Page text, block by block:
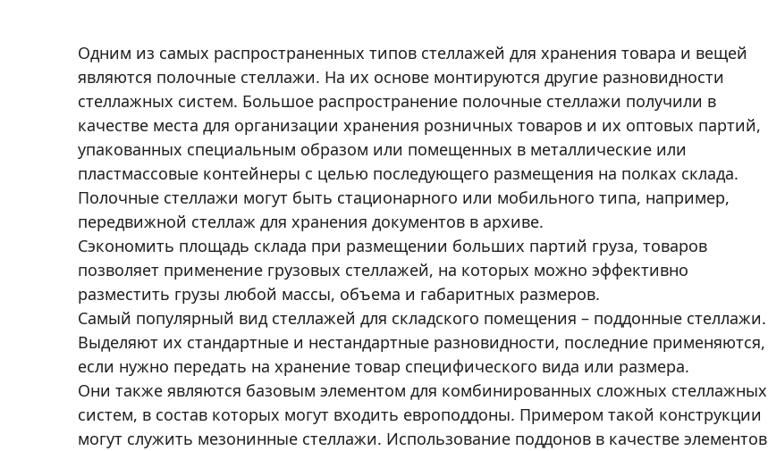
Одним из самых распространенных типов стеллажей для хранения товара и вещей
являются полочные стеллажи. На их основе монтируются другие разновидности
стеллажных систем. Большое распространение полочные стеллажи получили в
качестве места для организации хранения розничных товаров и их оптовых партий,
упакованных специальным образом или помещенных в металлические или
пластмассовые контейнеры с целью последующего размещения на полках склада.
Полочные стеллажи могут быть стационарного или мобильного типа, например,
передвижной стеллаж для хранения документов в архиве.
Сэкономить площадь склада при размещении больших партий груза, товаров
позволяет применение грузовых стеллажей, на которых можно эффективно
разместить грузы любой массы, объема и габаритных размеров.
Самый популярный вид стеллажей для складского помещения – поддонные стеллажи.
Выделяют их стандартные и нестандартные разновидности, последние применяются,
если нужно передать на хранение товар специфического вида или размера.
Они также являются базовым элементом для комбинированных сложных стеллажных
систем, в состав которых могут входить европоддоны. Примером такой конструкции
могут служить мезонинные стеллажи. Использование поддонов в качестве элементов